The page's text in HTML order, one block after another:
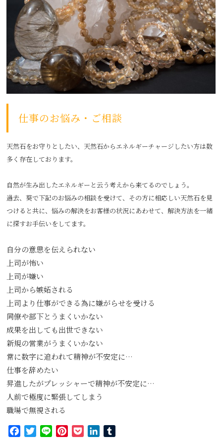
仕事のお悩み・ご相談
天然石をお守りとしたい、天然石からエネルギーチャージしたい方は数
多く存在しております。
自然が生み出したエネルギーと云う考えから来てるのでしょう。
過去、葵で下記のお悩みの相談を受けて、その方に相応しい天然石を見
つけると共に、悩みの解決をお客様の状況にあわせて、解決方法を一緒
に探すお手伝いをしてます。
自分の意思を伝えられない
上司が怖い
上司が嫌い
上司から嫉妬される
上司より仕事ができる為に嫌がらせを受ける
同僚や部下とうまくいかない
成果を出しても出世できない
新規の営業がうまくいかない
常に数字に追われて精神が不安定に…
仕事を辞めたい
昇進したがプレッシャーで精神が不安定に…
人前で極度に緊張してしまう
職場で無視される
FacebookTwitterLine PinterestPocketLinkedIn